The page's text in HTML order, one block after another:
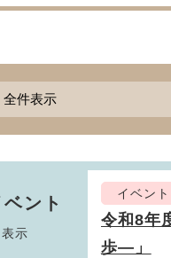
全件表示
ント
示
イベント
令和8年
歩―」